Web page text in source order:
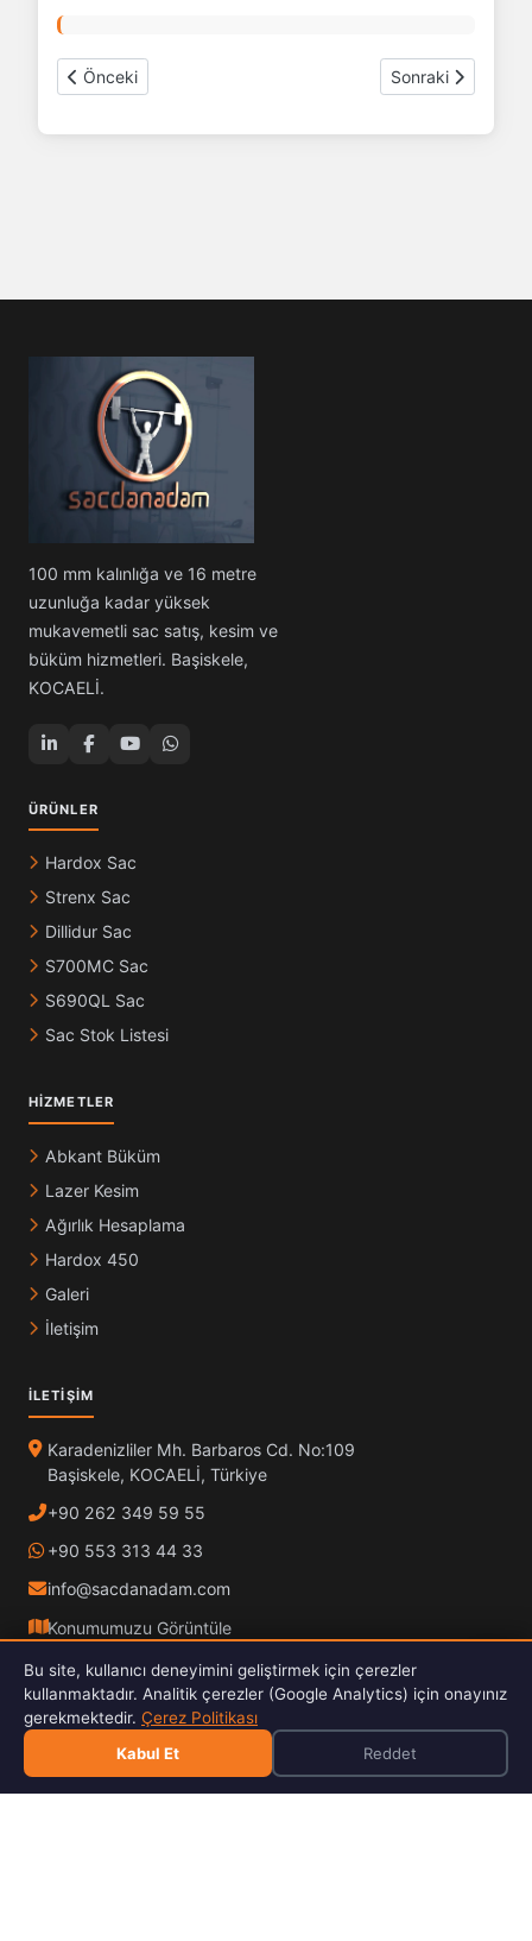
Önceki makale: QR Kod Oluşturucu
Önceki Sonraki makale:
Sonraki
100 mm kalınlığa ve 16 metre
uzunluğa kadar yüksek
mukavemetli sac satış, kesim ve
büküm hizmetleri. Başiskele,
KOCAELİ.
ÜRÜNLER
Hardox Sac
Strenx Sac
Dillidur Sac
S700MC Sac
S690QL Sac
Sac Stok Listesi
HIZMETLER
Abkant Büküm
Lazer Kesim
Ağırlık Hesaplama
Hardox 450
Galeri
İletişim
İLETIŞIM
Karadenizliler Mh. Barbaros Cd. No:109
Başiskele, KOCAELİ, Türkiye
+90 262 349 59 55
+90 553 313 44 33
info@sacdanadam.com
Konumumuzu Görüntüle
Pzt – Cuma:08:00 – 17:30
Cumartesi – Pazar:
Kapalı
Bu site, kullanıcı deneyimini geliştirmek için çerezler
kullanmaktadır. Analitik çerezler (Google Analytics) için onayınız
gerekmektedir. Çerez Politikası
Kabul Et
Reddet